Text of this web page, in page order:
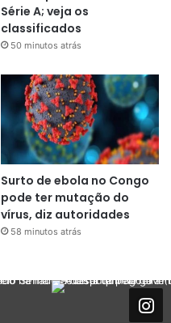
Série A; veja os
classificados
50 minutos atrás
Surto de ebola no Congo
pode ter mutação do
vírus, diz autoridades
58 minutos atrás